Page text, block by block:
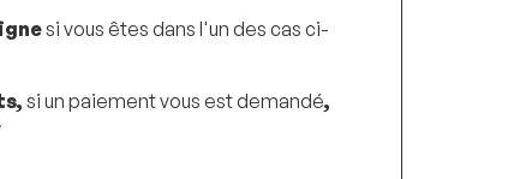
si vous êtes dans l'un des cas ci-
si un paiement vous est demandé,